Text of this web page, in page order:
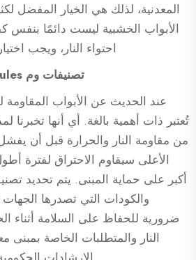
المعدنية، لذلك هي الخيار المفضل
الأبواب الخشبية ليست دائمًا بنفس
احتواء النار، ويجب
تصنيفات وم rules الحريق – كيف تعمل
عند الحديث عن الأبواب المقاومة
تُعتبر ذات أهمية بالغة. أي أنها تخبرنا
من مقاومة النار والحرارة قبل أن
الأعلى سيقاوم الاحتراق لفترة
أكبر على حماية المبنى. يتم تحديد
والكودات التي تصدرها
ضرورية للحفاظ على السلامة أثناء
النار والمتطلبات الخاصة بمبنى